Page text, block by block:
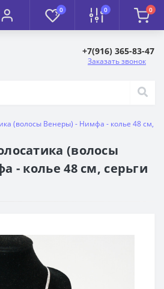
0 0 0
+7(916) 365-83-47
Заказать звонок
(волосы Венеры) - Нимфа - колье 48 см,
(волосы
- колье 48 см, серьги